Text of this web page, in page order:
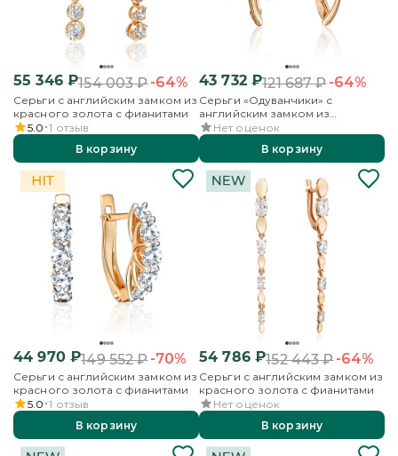
55 346₽154 003₽-64%
Серьги с английским замком из
красного золота с фианитами
5.0 1 отзыв
В корзину
43 732₽121 687₽-64%
Серьги «Одуванчики» с
английским замком из
красного золота с фианитами
Нет оценок
В корзину
44 970₽149 552₽-70%
Серьги с английским замком из
красного золота с фианитами
5.0 1 отзыв
В корзину
54 786₽152 443₽-64%
Серьги с английским замком из
красного золота с фианитами
Нет оценок
В корзину